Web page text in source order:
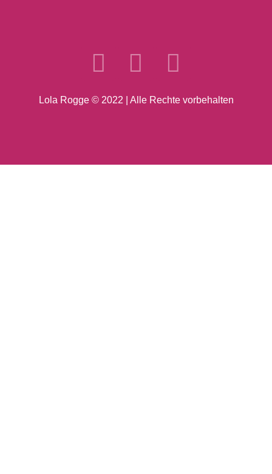
Lola Rogge © 2022 | Alle Rechte vorbehalten